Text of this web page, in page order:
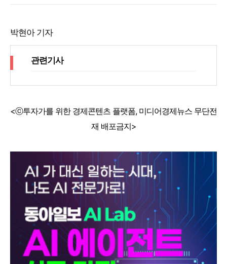
박현아 기자
관련기사
<ⓒ투자가를 위한 경제콘텐츠 플랫폼, 미디어경제뉴스 무단전
재 배포금지>